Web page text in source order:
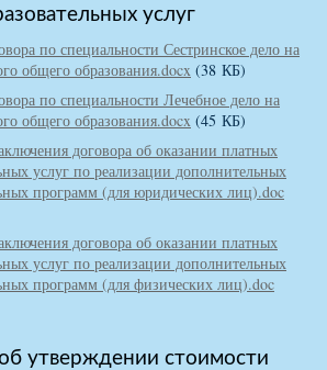
услуг
по специальности Сестринское дело на
общего образования.docx (38 КБ)
по специальности Лечебное дело на
общего образования.docx (45 КБ)
договора об оказании платных
услуг по реализации дополнительных
программ (для юридических лиц).doc
договора об оказании платных
услуг по реализации дополнительных
программ (для физических лиц).doc
утверждении стоимости